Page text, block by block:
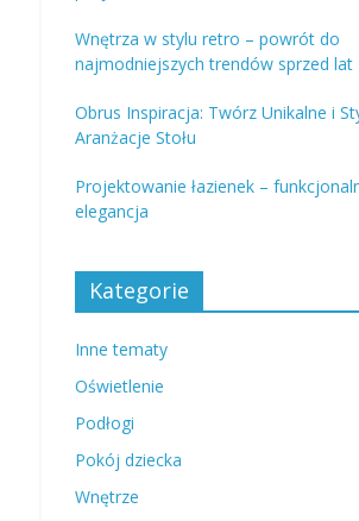
Wnętrza w stylu retro – powrót do
najmodniejszych trendów sprzed lat
Obrus Inspiracja: Twórz Unikalne i
Aranżacje Stołu
Projektowanie łazienek –
elegancja
Kategorie
Inne tematy
Oświetlenie
Podłogi
Pokój dziecka
Wnętrze